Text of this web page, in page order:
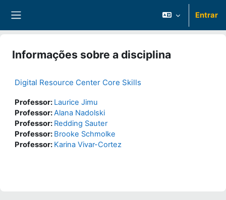
Entrar
Informações sobre a disciplina
Digital Resource Center Core Skills
Professor: Laurice Jimu
Professor:Alana Nadolski
Professor: Redding Sauter
Professor: Brooke Schmolke
Professor: Karina Vivar-Cortez